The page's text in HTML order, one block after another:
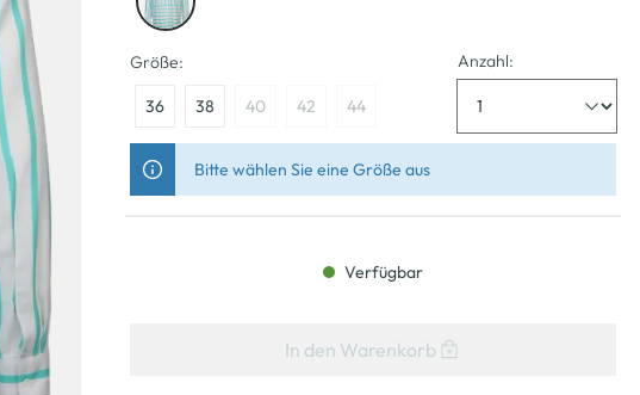
Größe:
36 38 40 42 44
Anzahl:
Bitte wählen Sie eine Größe aus
Verfügbar
In den Warenkorb